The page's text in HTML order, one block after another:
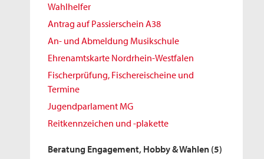
Wahlhelfer
Antrag auf Passierschein A38
An- und Abmeldung Musikschule
Ehrenamtskarte Nordrhein-Westfalen
Fischerprüfung, Fischereischeine und
Termine
Jugendparlament MG
Reitkennzeichen und -plakette
Beratung Engagement, Hobby & Wahlen (5)